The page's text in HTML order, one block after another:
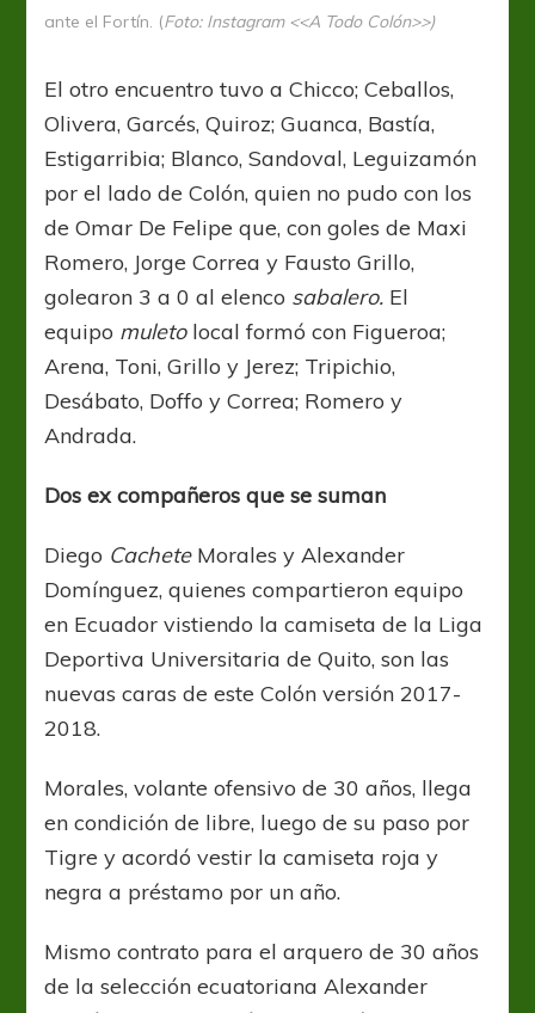
ante el Fortín. (Foto: Instagram <<A Todo Colón>>)
El otro encuentro tuvo a Chicco; Ceballos,
Olivera, Garcés, Quiroz; Guanca, Bastía,
Estigarribia; Blanco, Sandoval, Leguizamón
por el lado de Colón, quien no pudo con los
de Omar De Felipe que, con goles de Maxi
Romero, Jorge Correa y Fausto Grillo,
golearon 3 a 0 al elenco sabalero. El
equipo muletolocal formó con Figueroa;
Arena, Toni, Grillo y Jerez; Tripichio,
Desábato, Doffo y Correa; Romero y
Andrada.
Dos ex compañeros que se suman
Diego CacheteMorales y Alexander
Domínguez, quienes compartieron equipo
en Ecuador vistiendo la camiseta de la Liga
Deportiva Universitaria de Quito, son las
nuevas caras de este Colón versión 2017-
2018.
Morales, volante ofensivo de 30 años, llega
en condición de libre, luego de su paso por
Tigre y acordó vestir la camiseta roja y
negra a préstamo por un año.
Mismo contrato para el arquero de 30 años
de la selección ecuatoriana Alexander